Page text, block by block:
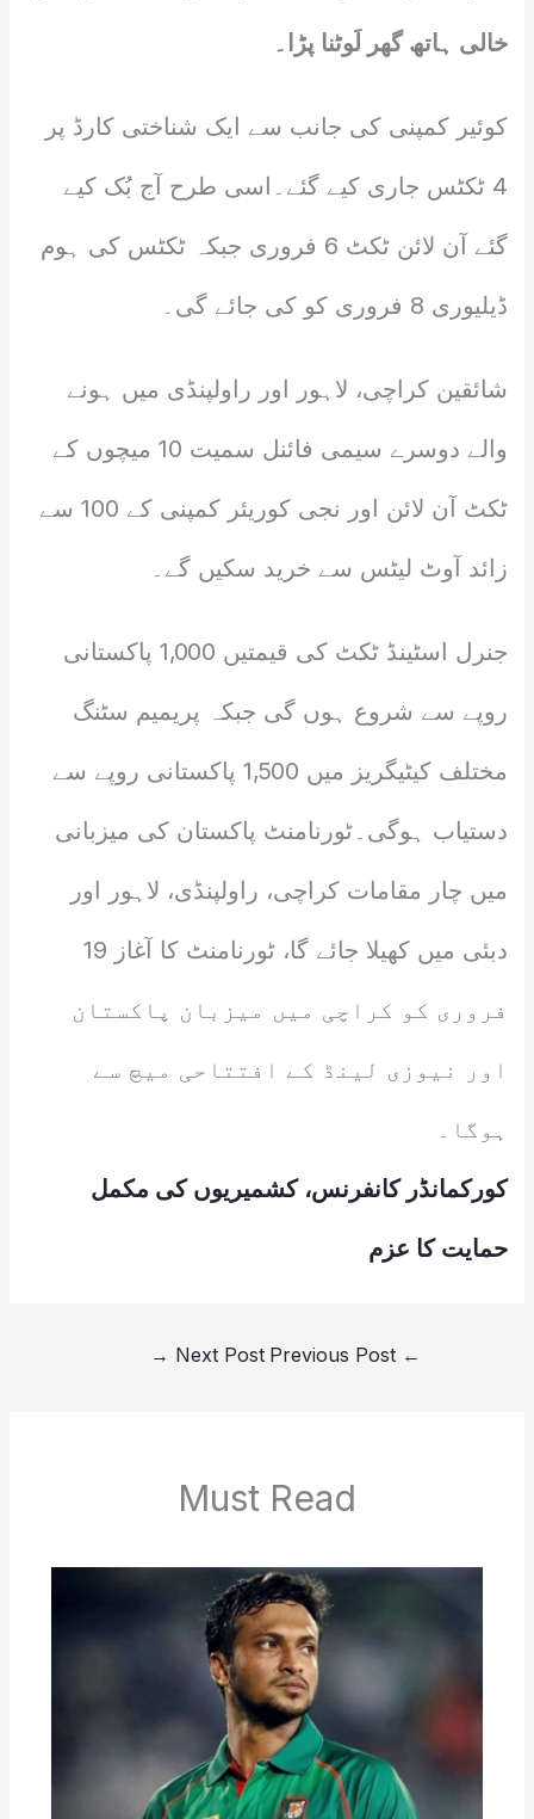
خالی ہاتھ گھر لَوٹنا پڑا۔
کوئیر کمپنی کی جانب سے ایک شناختی کارڈ پر
4 ٹکٹس جاری کیے گئے۔اسی طرح آج بُک کیے
گئے آن لائن ٹکٹ 6 فروری جبکہ ٹکٹس کی ہوم
ڈیلیوری 8 فروری کو کی جائے گی۔
شائقین کراچی، لاہور اور راولپنڈی میں ہونے
والے دوسرے سیمی فائنل سمیت 10 میچوں کے
ٹکٹ آن لائن اور نجی کوریئر کمپنی کے 100 سے
زائد آوٹ لیٹس سے خرید سکیں گے۔
جنرل اسٹینڈ ٹکٹ کی قیمتیں 1,000 پاکستانی
روپے سے شروع ہوں گی جبکہ پریمیم سٹنگ
مختلف کیٹیگریز میں 1,500 پاکستانی روپے سے
دستیاب ہوگی۔ٹورنامنٹ پاکستان کی میزبانی
میں چار مقامات کراچی، راولپنڈی، لاہور اور
دبئی میں کھیلا جائے گا، ٹورنامنٹ کا آغاز 19
فروری کو کراچی میں میزبان پاکستان
اور نیوزی لینڈ کے افتتاحی میچ سے
ہوگا۔
کورکمانڈر کانفرنس، کشمیریوں کی مکمل
حمایت کا عزم
←
Next Post
→
Must Read